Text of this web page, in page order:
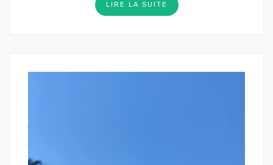
LIRE LA SUITE